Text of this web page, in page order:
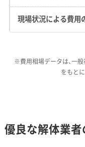
費用への影響：
重機が使えず人
古い建物を守
※費用相場データは、一
をもと
優良な解体業